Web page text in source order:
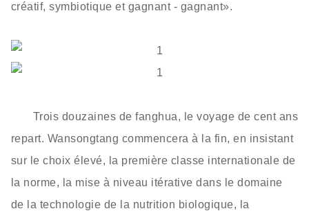
créatif, symbiotique et gagnant - gagnant».
Trois douzaines de fanghua, le voyage de cent ans
repart. Wansongtang commencera à la fin, en insistant
sur le choix élevé, la première classe internationale de
la norme, la mise à niveau itérative dans le domaine
de la technologie de la nutrition biologique, la